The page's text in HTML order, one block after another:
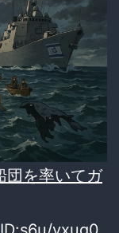
団を率いてガ